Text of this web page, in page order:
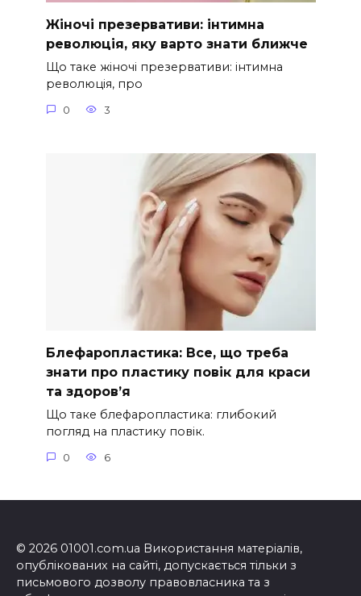
Жіночі презервативи: інтимна
революція, яку варто знати ближче
Що таке жіночі презервативи: інтимна
революція, про
0 3
Блефаропластика: Все, що треба
знати про пластику повік для краси
та здоров’я
Що таке блефаропластика: глибокий
погляд на пластику повік.
0 6
© 2026 01001.com.ua Використання матеріалів,
опублікованих на сайті, допускається тільки з
письмового дозволу правовласника та з